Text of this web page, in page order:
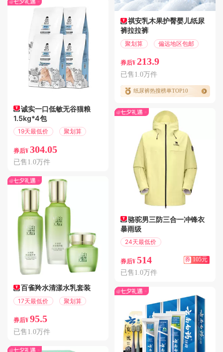
诚实一口低敏无谷猫粮
1.5kg*4包
19天最低价 聚划算
券后¥ 304.05
已售1.0万件
百雀羚水清漾水乳套装
17天最低价 聚划算
券后¥ 95.5
已售1.0万件
祺安乳木果护臀婴儿纸尿
裤拉拉裤
聚划算 偏远地区包邮
券后¥ 213.9
已售1.0万件
纸尿裤热搜榜单TOP10
骆驼男三防三合一冲锋衣
暴雨级
24天最低价
券后¥ 514 券 105元
已售1.0万件